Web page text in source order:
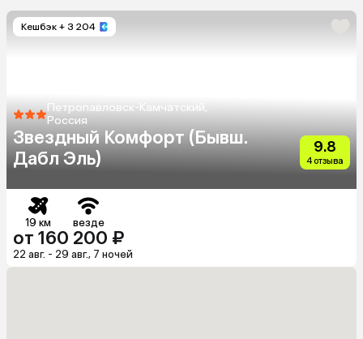
Кешбэк + 3 204
Петропавловск-Камчатский,
Россия
Звездный Комфорт (Бывш.
Дабл Эль)
9.8
4 отзыва
19 км везде
от 160 200 ₽
22 авг. - 29 авг., 7 ночей